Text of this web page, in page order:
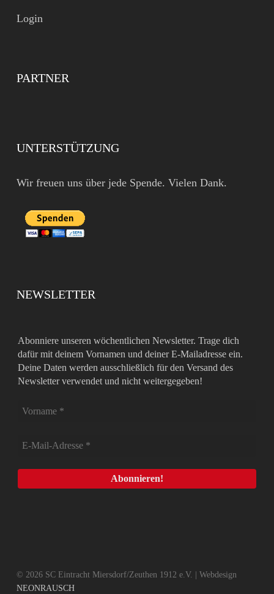
Login
PARTNER
UNTERSTÜTZUNG
Wir freuen uns über jede Spende. Vielen Dank.
NEWSLETTER
Abonniere unseren wöchentlichen Newsletter. Trage dich
dafür mit deinem Vornamen und deiner E-Mailadresse ein.
Deine Daten werden ausschließlich für den Versand des
Newsletter verwendet und nicht weitergegeben!
© 2026 SC Eintracht Miersdorf/Zeuthen 1912 e.V. | Webdesign
NEONRAUSCH